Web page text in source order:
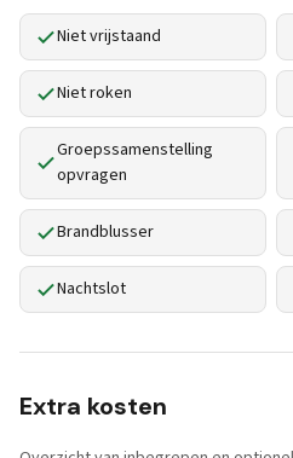
Niet vrijstaand
Niet roken
Groepssamenstelling
opvragen
Brandblusser
Nachtslot
Extra kosten